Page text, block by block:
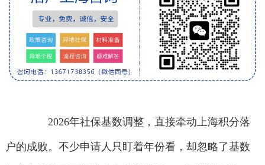
2026年社保基数调整，直接牵动上海积分落
户的成败。不少申请人只盯着年份看，却忽略了基数